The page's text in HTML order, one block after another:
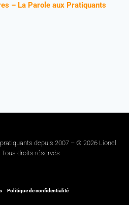
– La Parole aux Pratiquants
depuis 2007 – © 2026 Lionel
Tous droits réservés
–Politique de confidentialité